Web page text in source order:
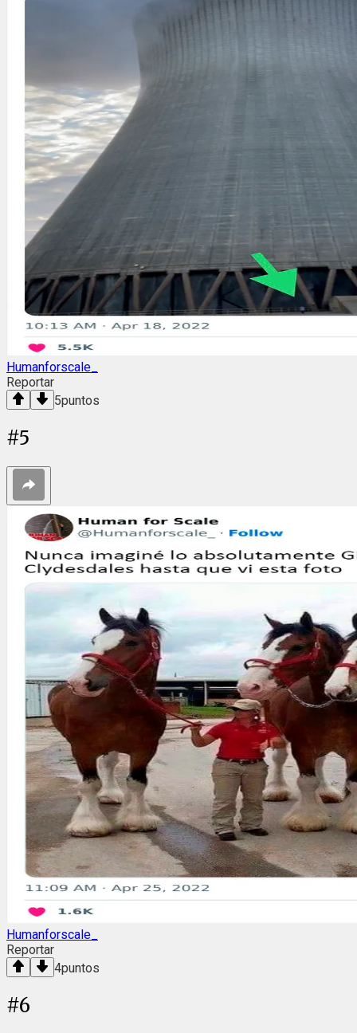
Humanforscale_
Reportar
5puntos
#5
Humanforscale_
Reportar
4puntos
#6